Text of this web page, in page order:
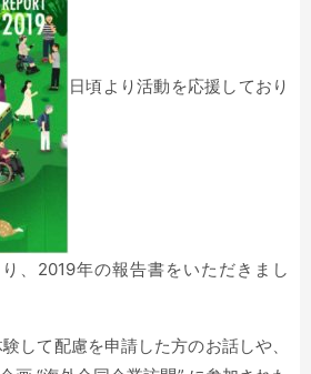
日頃より活動を応援しており
り、2019年の報告書をいただきまし
して配慮を申請した方のお話しや、